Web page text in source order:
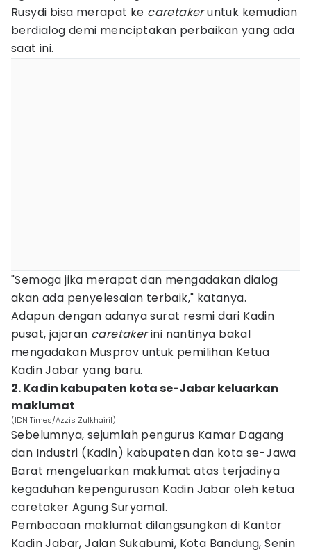
Rusydi bisa merapat ke caretakeruntuk kemudian
berdialog demi menciptakan perbaikan yang ada
saat ini.
"Semoga jika merapat dan mengadakan dialog
akan ada penyelesaian terbaik," katanya.
Adapun dengan adanya surat resmi dari Kadin
pusat, jajaran caretakerini nantinya bakal
mengadakan Musprov untuk pemilihan Ketua
Kadin Jabar yang baru.
2. Kadin kabupaten kota se-Jabar keluarkan
maklumat
(IDN Times/Azzis Zulkhairil)
Sebelumnya, sejumlah pengurus Kamar Dagang
dan Industri (Kadin) kabupaten dan kota se-Jawa
Barat mengeluarkan maklumat atas terjadinya
kegaduhan kepengurusan Kadin Jabar oleh ketua
caretaker Agung Suryamal.
Pembacaan maklumat dilangsungkan di Kantor
Kadin Jabar, Jalan Sukabumi, Kota Bandung, Senin